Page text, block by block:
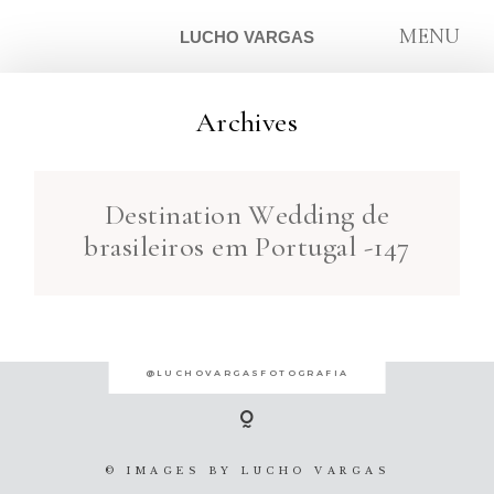
LUCHO VARGAS MENU
Archives
Destination Wedding de
brasileiros em Portugal -147
SOBRE
@LUCHOVARGASFOTOGRAFIA
© IMAGES BY LUCHO VARGAS